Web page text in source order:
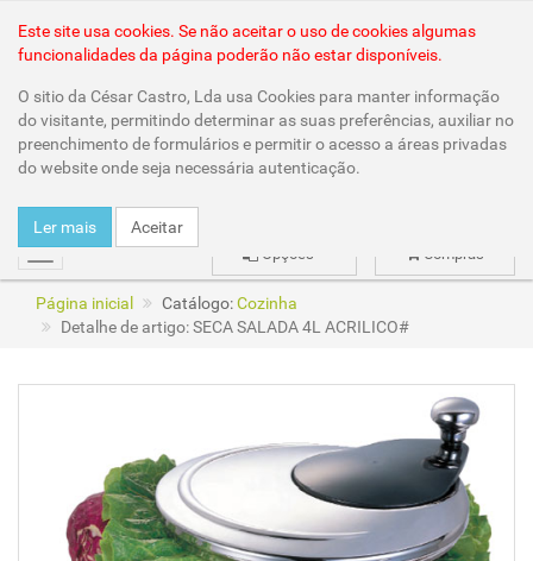
mudar Compras
Opções
Este site usa cookies. Se não aceitar o uso de cookies algumas
funcionalidades da página poderão não estar disponíveis.
O sitio da César Castro, Lda usa Cookies para manter informação
do visitante, permitindo determinar as suas preferências, auxiliar no
preenchimento de formulários e permitir o acesso a áreas privadas
do website onde seja necessária autenticação.
Ler mais Aceitar
Página inicial Catálogo:Cozinha
Detalhe de artigo: SECA SALADA 4L ACRILICO#